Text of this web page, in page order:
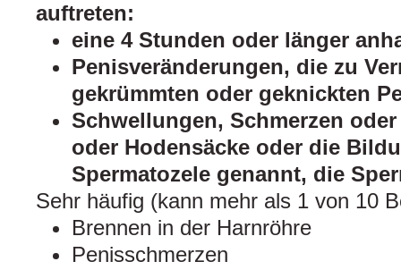
auftreten:
eine 4 Stunden oder länger
Penisveränderungen, die zu
gekrümmten oder geknickten
Schwellungen, Schmerzen
oder Hodensäcke oder die
Spermatozele genannt, die
Sehr häufig (kann mehr als 1 von 10
Brennen in der Harnröhre
Penisschmerzen